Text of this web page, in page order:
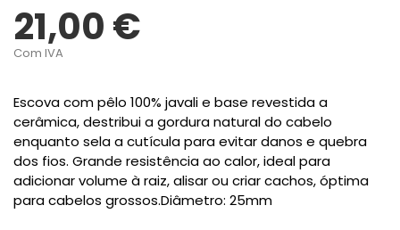
21,00 €
Com IVA
Escova com pêlo 100% javali e base revestida a
cerâmica, destribui a gordura natural do cabelo
enquanto sela a cutícula para evitar danos e quebra
dos fios. Grande resistência ao calor, ideal para
adicionar volume à raiz, alisar ou criar cachos, óptima
para cabelos grossos.Diâmetro: 25mm